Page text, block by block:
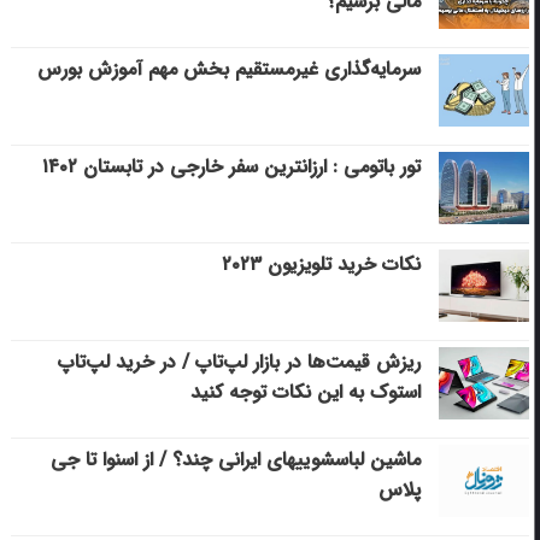
سرمایه‌گذاری غیرمستقیم بخش مهم آموزش بورس
تور باتومی : ارزانترین سفر خارجی در تابستان ۱۴۰۲
نکات خرید تلویزیون ۲۰۲۳
ریزش قیمت‌ها در بازار لپ‌تاپ / در خرید لپ‌تاپ
استوک به این نکات توجه کنید
ماشین لباسشویی‎های ایرانی چند؟ / از اسنوا تا جی
پلاس